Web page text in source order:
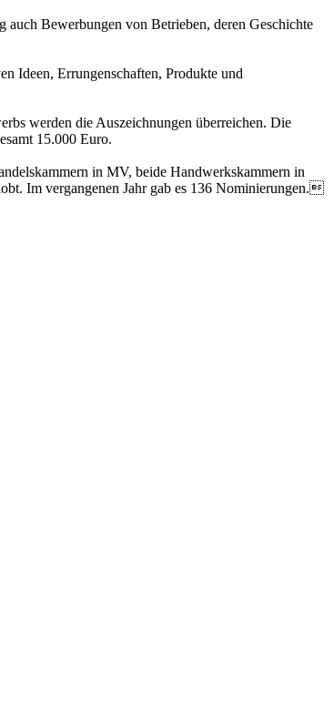
Bewerbungen von Betrieben, deren Geschichte
Ideen, Errungenschaften, Produkte und
werden die Auszeichnungen überreichen. Die
15.000 Euro.
in MV, beide Handwerkskammern in
Im vergangenen Jahr gab es 136 Nominierungen.